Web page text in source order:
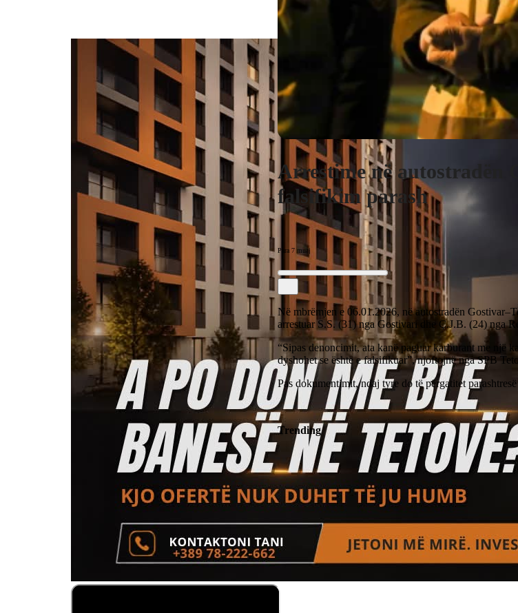
Arrestime në autostradën
falsifikim parash
Para 7 muaj
Në mbrëmjen e 06.01.2026, në autostradën
arrestuar S.S. (31) nga Gostivari dhe Ç.J.B. (24) nga
“Sipas denoncimit, ata kanë paguar karburant me një
dyshohet se është e falsifikuar”, njoftojnë nga SPB
Pas dokumentimit, ndaj tyre do të përgatitet
Trending